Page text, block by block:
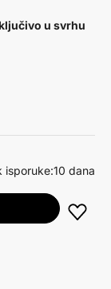
u svrhu
isporuke:10 dana